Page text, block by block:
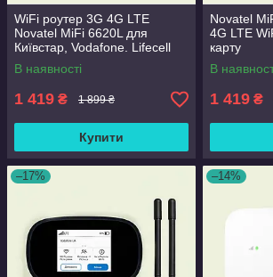
WiFi роутер 3G 4G LTE
Novatel MiFi 6620L для
Київстар, Vodafone. Lifecell
В наявності
1 419 ₴ 1 899 ₴
Купити
Novatel
4G LTE
карту
В
1 419 ₴
–17% –14%